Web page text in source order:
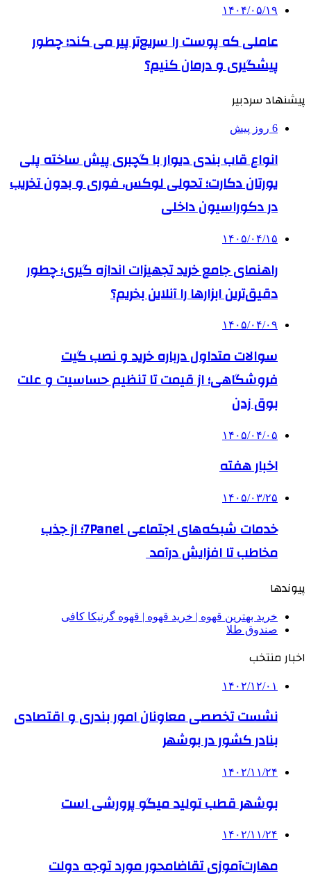
۱۴۰۴/۰۵/۱۹
عاملی که پوست را سریع‌تر پیر می کند؛ چطور
پیشگیری و درمان کنیم؟
پیشنهاد سردبیر
6 روز پیش
انواع قاب بندی دیوار با گچبری پیش ساخته پلی
یورتان دکارت؛ تحولی لوکس، فوری و بدون تخریب
در دکوراسیون داخلی
۱۴۰۵/۰۴/۱۵
راهنمای جامع خرید تجهیزات اندازه گیری؛ چطور
دقیق‌ترین ابزارها را آنلاین بخریم؟
۱۴۰۵/۰۴/۰۹
سوالات متداول درباره خرید و نصب گیت
فروشگاهی؛ از قیمت تا تنظیم حساسیت و علت
بوق زدن
۱۴۰۵/۰۴/۰۵
اخبار هفته
۱۴۰۵/۰۳/۲۵
خدمات شبکه‌های اجتماعی 7Panel؛ از جذب
مخاطب تا افزایش درآمد
پیوندها
خرید بهترین قهوه | خرید قهوه | قهوه گرنیکا کافی
صندوق طلا
اخبار منتخب
۱۴۰۲/۱۲/۰۱
نشست تخصصی معاونان امور بندری و اقتصادی
بنادر کشور در بوشهر
۱۴۰۲/۱۱/۲۴
بوشهر قطب تولید میگو پرورشی است
۱۴۰۲/۱۱/۲۴
مهارت‌آموزی تقاضامحور مورد توجه دولت